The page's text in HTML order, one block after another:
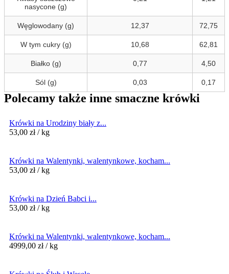
nasycone (g)
Węglowodany (g) 12,37 72,75
W tym cukry (g) 10,68 62,81
Białko (g) 0,77 4,50
Sól (g) 0,03 0,17
Polecamy także inne smaczne krówki
Krówki na Urodziny biały z...
53,00 zł / kg
Krówki na Walentynki, walentynkowe, kocham...
53,00 zł / kg
Krówki na Dzień Babci i...
53,00 zł / kg
Krówki na Walentynki, walentynkowe, kocham...
4999,00 zł / kg